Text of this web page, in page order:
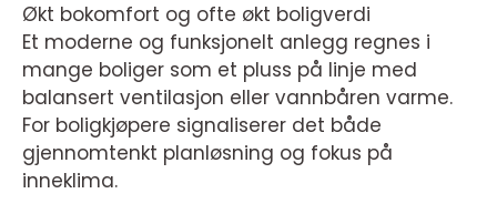
Økt bokomfort og ofte økt boligverdi
Et moderne og funksjonelt anlegg regnes i
mange boliger som et pluss på linje med
balansert ventilasjon eller vannbåren varme.
For boligkjøpere signaliserer det både
gjennomtenkt planløsning og fokus på
inneklima.